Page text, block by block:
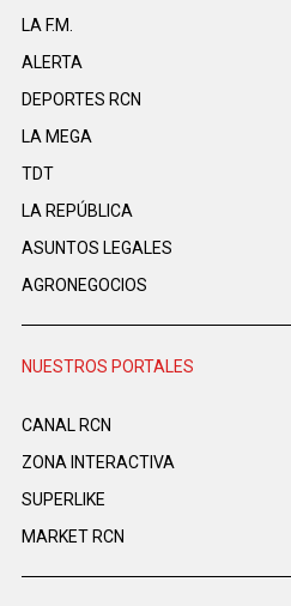
LA F.M.
ALERTA
DEPORTES RCN
LA MEGA
TDT
LA REPÚBLICA
ASUNTOS LEGALES
AGRONEGOCIOS
NUESTROS PORTALES
CANAL RCN
ZONA INTERACTIVA
SUPERLIKE
MARKET RCN